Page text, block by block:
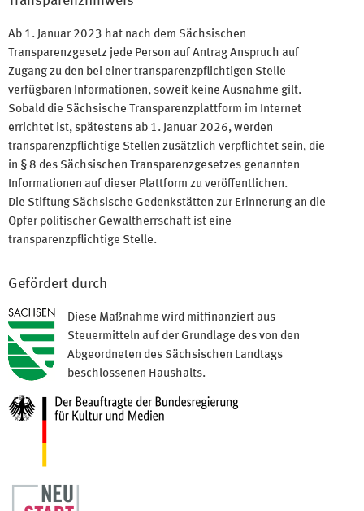
Ab 1. Januar 2023 hat nach dem Sächsischen
Transparenzgesetz jede Person auf Antrag Anspruch auf
Zugang zu den bei einer transparenzpflichtigen Stelle
verfügbaren Informationen, soweit keine Ausnahme gilt.
Sobald die Sächsische Transparenzplattform im Internet
errichtet ist, spätestens ab 1. Januar 2026, werden
transparenzpflichtige Stellen zusätzlich verpflichtet sein, die
in § 8 des Sächsischen Transparenzgesetzes genannten
Informationen auf dieser Plattform zu veröffentlichen.
Die Stiftung Sächsische Gedenkstätten zur Erinnerung an die
Opfer politischer Gewaltherrschaft ist eine
transparenzpflichtige Stelle.
Gefördert durch
Diese Maßnahme wird mitfinanziert aus
Steuermitteln auf der Grundlage des von den
Abgeordneten des Sächsischen Landtags
beschlossenen Haushalts.